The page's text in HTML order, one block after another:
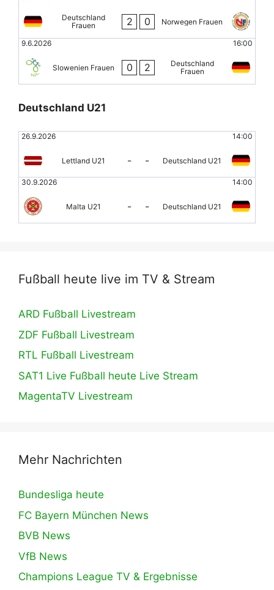
Deutschland
Frauen
2 0 Norwegen Frauen
9.6.2026 16:00
Slowenien Frauen 0 2
Deutschland
Frauen
Deutschland U21
26.9.2026 14:00
Lettland U21 - - Deutschland U21
30.9.2026 14:00
Malta U21 - - Deutschland U21
Fußball heute live im TV & Stream
ARD Fußball Livestream
ZDF Fußball Livestream
RTL Fußball Livestream
SAT1 Live Fußball heute Live Stream
MagentaTV Livestream
Mehr Nachrichten
Bundesliga heute
FC Bayern München News
BVB News
VfB News
Champions League TV & Ergebnisse